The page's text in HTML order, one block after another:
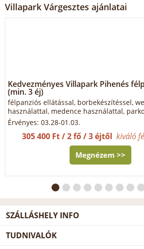
Villapark Várgesztes ajánlatai
Kedvezményes Villapark Pihenés
(min. 3 éj)
félpanziós ellátással, borbekészítéssel,
használattal, medence használattal,
Érvényes: 03.28-01.03.
305 400 Ft / 2 fő / 3 éjtőlkiváló
Megnézem >>
SZÁLLÁSHELY INFO
TUDNIVALÓK